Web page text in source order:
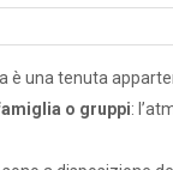
è una tenuta
o gruppi: